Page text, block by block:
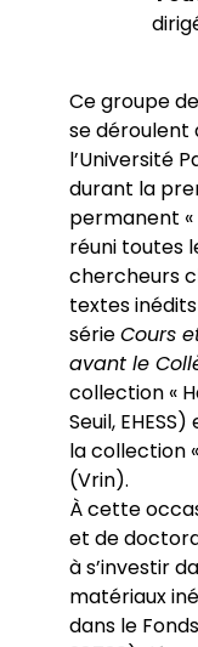
Directions
Jeune
Projets
programmes
Doctorants
Conférences
Chercheurs
Soutenances
Soutenances
Interventions
Autres
Appels à
Ouvrages
Revues et
Thèses
Actes
Calendrier
Calendrier de
Admission et
Accès à
Guide WikiP8
Guide du
Ce groupe
se déroulent
l’Université
durant la
permanent «
réuni toutes
chercheurs
textes
sérieCours
avant le
collection «
Seuil,
la collection
(Vrin).
À cette
et de
à s’investir
matériaux
dans le